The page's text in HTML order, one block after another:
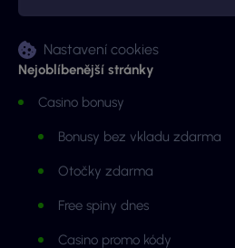
Nastavení cookies
Nejoblíbenější stránky
Casino bonusy
Bonusy bez vkladu zdarma
Otočky zdarma
Free spiny dnes
Casino promo kódy